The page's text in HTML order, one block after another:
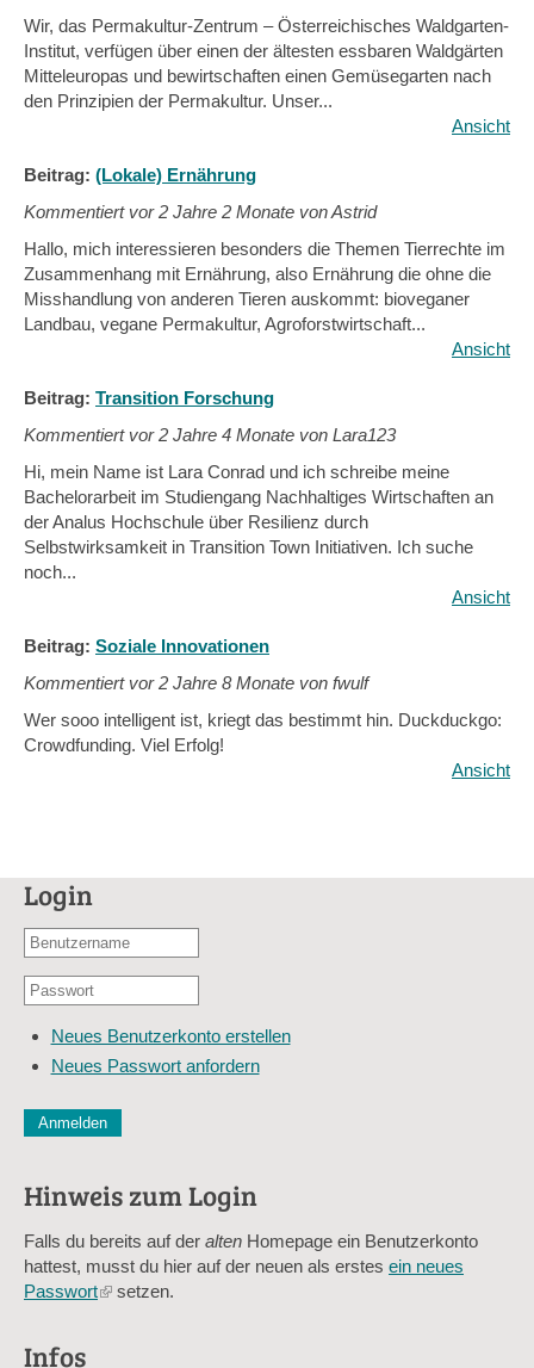
Wir, das Permakultur-Zentrum – Österreichisches Waldgarten-
Institut, verfügen über einen der ältesten essbaren Waldgärten
Mitteleuropas und bewirtschaften einen Gemüsegarten nach
den Prinzipien der Permakultur. Unser...
Ansicht
Beitrag: (Lokale) Ernährung
Kommentiert vor2 Jahre 2 Monate von Astrid
Hallo, mich interessieren besonders die Themen Tierrechte im
Zusammenhang mit Ernährung, also Ernährung die ohne die
Misshandlung von anderen Tieren auskommt: bioveganer
Landbau, vegane Permakultur, Agroforstwirtschaft...
Ansicht
Beitrag: Transition Forschung
Kommentiert vor2 Jahre 4 Monate von Lara123
Hi, mein Name ist Lara Conrad und ich schreibe meine
Bachelorarbeit im Studiengang Nachhaltiges Wirtschaften an
der Analus Hochschule über Resilienz durch
Selbstwirksamkeit in Transition Town Initiativen. Ich suche
noch...
Ansicht
Beitrag: Soziale Innovationen
Kommentiert vor2 Jahre 8 Monate von fwulf
Wer sooo intelligent ist, kriegt das bestimmt hin. Duckduckgo:
Crowdfunding. Viel Erfolg!
Ansicht
Login
Benutzername
E-
Adresse
Passwort
Neues Benutzerkonto erstellen
Neues Passwort anfordern
Diese Sicherheitsfrage überprüft, ob Sie ein menschlicher
Sag mir nicht, wie viele Sternlein stehen
Hinweis zum Login
Falls du bereits auf der alten Homepage ein Benutzerkonto
hattest, musst du hier auf der neuen als erstes ein neues
Passwort(linksetzen.
Infos